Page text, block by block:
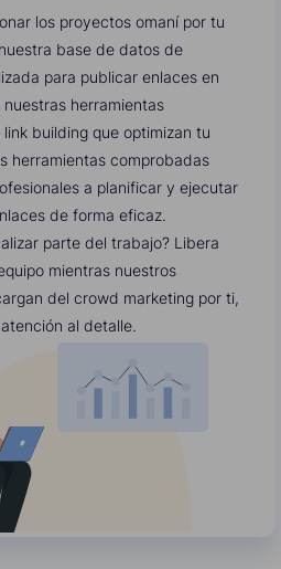
los proyectos omaní por tu
base de datos de
para publicar enlaces en
herramientas
building que optimizan tu
herramientas comprobadas
a planificar y ejecutar
de forma eficaz.
parte del trabajo? Libera
mientras nuestros
del crowd marketing por ti,
al detalle.